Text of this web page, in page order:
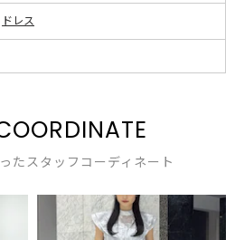
ドレス
たスタッフコーディネート